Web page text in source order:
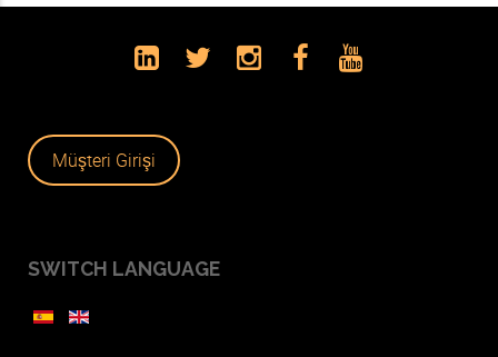
Müşteri Girişi
SWITCH LANGUAGE